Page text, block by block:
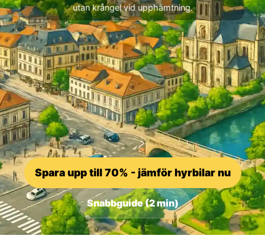
utan krångel vid upphämtning.
Spara upp till 70% - jämför hyrbilar nu
Snabbguide (2 min)